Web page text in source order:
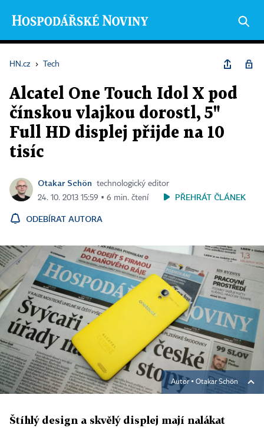
HN.cz › Tech
Alcatel One Touch Idol X pod
čínskou vlajkou dorostl, 5"
Full HD displej přijde na 10
tisíc
Otakar Schön
technologický editor
24. 10. 2013 15:59 ▪ 6 min. čtení
PŘEHRÁT ČLÁNEK
ODEBÍRAT AUTORA
Autor ▪ Otakar Schön
Štíhlý design a skvělý displej mají nalákat